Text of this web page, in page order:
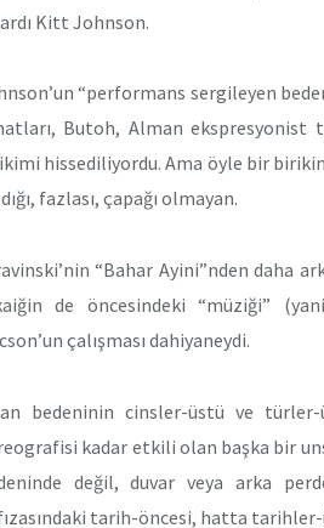
Kitt Johnson.
“performans sergileyen
Butoh, Alman ekspresyonist
hissediliyordu. Ama öyle bir
fazlası, çapağı olmayan.
“Bahar Ayini”nden daha
de öncesindeki “müziği”
çalışması dahiyaneydi.
bedeninin cinsler-üstü ve
kadar etkili olan başka bir
değil, duvar veya arka
tarih-öncesi, hatta